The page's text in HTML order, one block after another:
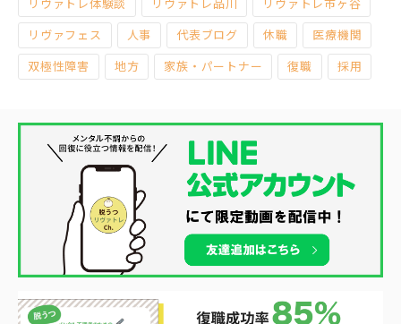
リヴァトレ体験談 リヴァトレ品川 リヴァトレ市ヶ谷
リヴァフェス 人事 代表ブログ 休職 医療機関
双極性障害 地方 家族・パートナー 復職 採用